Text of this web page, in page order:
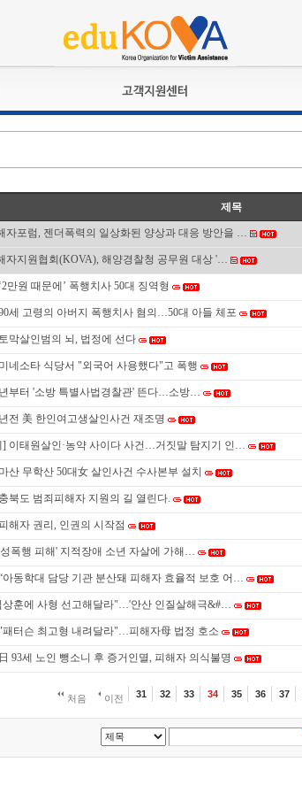
공지사항
규정ㆍ양식
제목
자포럼, 젠더폭력의 일상화된 양상과 대응 방안을 …
자지원협회(KOVA), 해양경찰청 공무원 대상 '…
만원 때문에’ 폭행치사 50대 징역형
세 고령의 아버지 폭행치사 혐의…50대 아들 체포
막살인범의 뇌, 법정에 선다
네소타 식당서 "외국어 사용했다"고 폭행
부터 '소방 특별사법경찰관' 뜬다…소방…
전 美 한인여고생살인사건 재조명
] 이태원살인·농약 사이다 사건…거짓말 탐지기 인…
산 무학산 50대女 살인사건 수사본부 설치
북도 범죄피해자 지원의 길 열린다.
해자 권리, 인권의 시작점
폭행 피해' 지적장애 소년 자살에 가해…
아동학대 담당 기관 분산돼 피해자 효율적 보호 어…
상훈에 사형 선고해달라"…'안산 인질살해극&#…
패터슨 최고형 내려달라"…피해자母 법정 호소
93세 노인 뺑소니 후 증거인멸, 피해자 의식불명
처음 이전 31 32 33 34 35 36 37